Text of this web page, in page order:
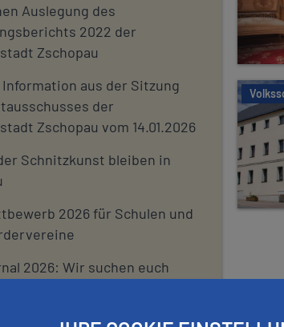
Auslegung des
2022 der
Zschopau
aus der Sitzung
der
Zschopau vom 14.01.2026
Schnitzkunst bleiben in
2026 für Schulen und
2026: Wir suchen euch
P
G